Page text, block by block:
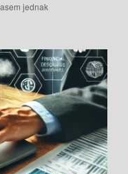
jednak